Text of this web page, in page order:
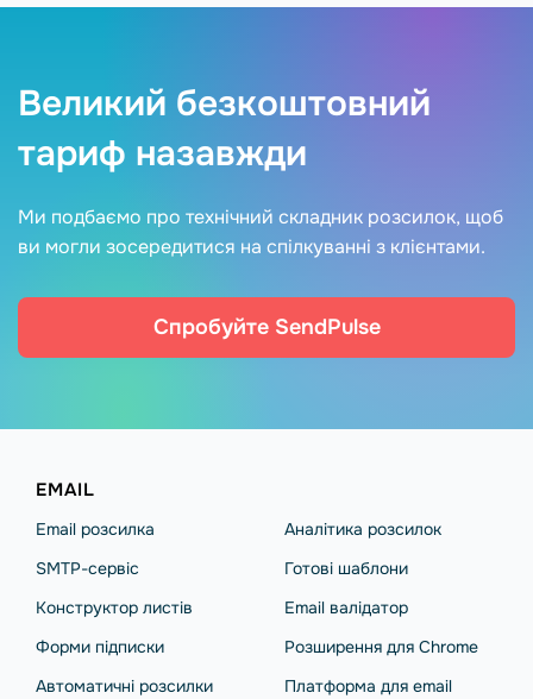
Великий безкоштовний
тариф назавжди
Ми подбаємо про технічний складник розсилок, щоб
ви могли зосередитися на спілкуванні з клієнтами.
Спробуйте SendPulse
EMAIL
Email розсилка
SMTP-сервіс
Конструктор листів
Форми підписки
Автоматичні розсилки
Аналітика розсилок
Готові шаблони
Email валідатор
Розширення для Chrome
Платформа для email